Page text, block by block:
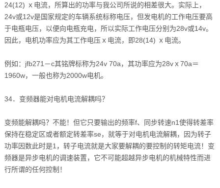
24(12) ｘ电流，所算出的功率与我公司所说的相差很大。实际上，
24v或12v是国家规定的车辆系统标称电压，但发电机的工作电压要高
于电瓶电压，以便向电瓶充电，所以实际工作电压分别为28v或14v。
因此，电机功率应为其工作电压ｘ电流，即28(14) ｘ电流。
例如：jfb271－c其铭牌标称为24v 70a，其功率应为28vｘ70a＝
1960w，一般也称为2000w电机。
34．变频器能对电机电流解耦吗？
变频能解耦吗？不能！但它只要输出的频率f、同步转速n1使得转差率
保持在稳定区或者额定转差率se，就等于对电机电流解耦，因为转子
功率因数此时是1，转子电流就是大家要解耦的要控制的转矩电流！变
频器是异步电机的调速装置，它不可能超越异步电机的机械特性而进
行所谓的任何控制！